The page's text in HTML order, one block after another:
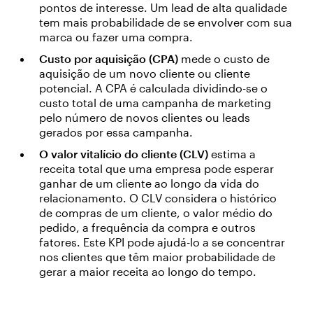
pontos de interesse. Um lead de alta qualidade
tem mais probabilidade de se envolver com sua
marca ou fazer uma compra.
Custo por aquisição (CPA) mede o custo de
aquisição de um novo cliente ou cliente
potencial. A CPA é calculada dividindo-se o
custo total de uma campanha de marketing
pelo número de novos clientes ou leads
gerados por essa campanha.
O valor vitalício do cliente (CLV) estima a
receita total que uma empresa pode esperar
ganhar de um cliente ao longo da vida do
relacionamento. O CLV considera o histórico
de compras de um cliente, o valor médio do
pedido, a frequência da compra e outros
fatores. Este KPI pode ajudá-lo a se concentrar
nos clientes que têm maior probabilidade de
gerar a maior receita ao longo do tempo.